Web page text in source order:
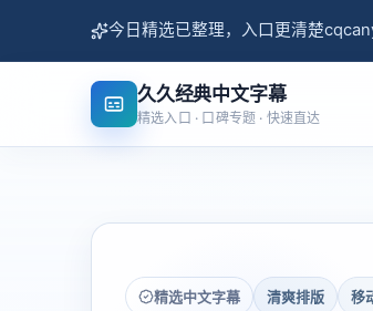
今日精选已整理，入口更清楚
久久经典中文字幕
精选入口 · 口碑专题 · 快速直达
精选中文字幕 清爽排版 移